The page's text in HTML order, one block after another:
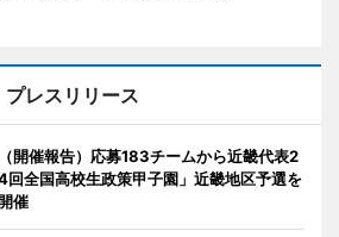
プレスリリース
開催報告）応募183チームから近畿代表2
回全国高校生政策甲子園」近畿地区予選を
催